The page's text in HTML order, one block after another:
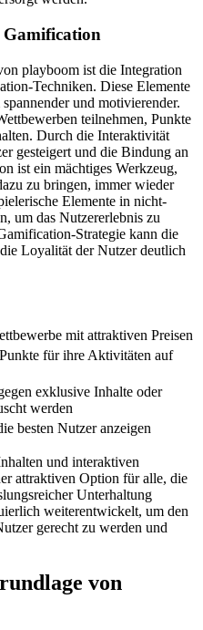
playboom ist die Integration
Techniken. Diese Elemente
und motivierender.
teilnehmen, Punkte
Durch die Interaktivität
gesteigert und die Bindung an
ist ein mächtiges Werkzeug,
zu bringen, immer wieder
Elemente in nicht-
um das Nutzererlebnis zu
Strategie kann die
Loyalität der Nutzer deutlich
mit attraktiven Preisen
für ihre Aktivitäten auf
exklusive Inhalte oder
werden
besten Nutzer anzeigen
und interaktiven
attraktiven Option für alle, die
Unterhaltung
weiterentwickelt, um den
gerecht zu werden und
von